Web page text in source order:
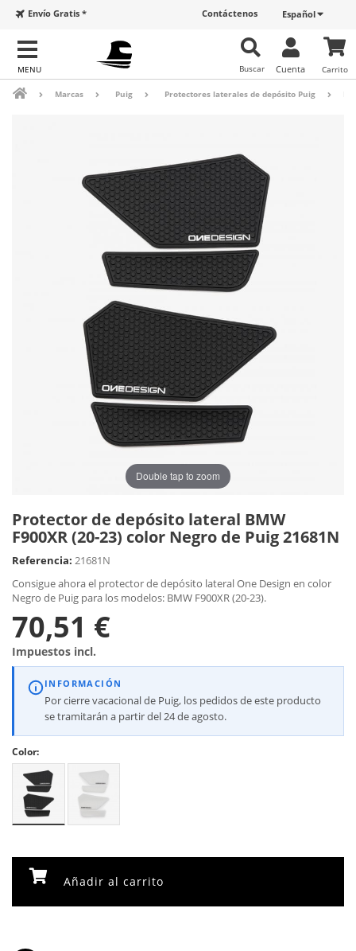
Español
Contáctenos
Envío Gratis *
Carrito
Cuenta
Buscar
Marcas Puig Protectores laterales de depósito Puig
Double tap to zoom
Protector de depósito lateral BMW
F900XR (20-23) color Negro de Puig 21681N
Referencia: 21681N
Consigue ahora el protector de depósito lateral One Design en color
Negro de Puig para los modelos: BMW F900XR (20-23).
70,51 €
Impuestos incl.
INFORMACIÓN
Por cierre vacacional de Puig, los pedidos de este producto
se tramitarán a partir del 24 de agosto.
Color:
Añadir al carrito